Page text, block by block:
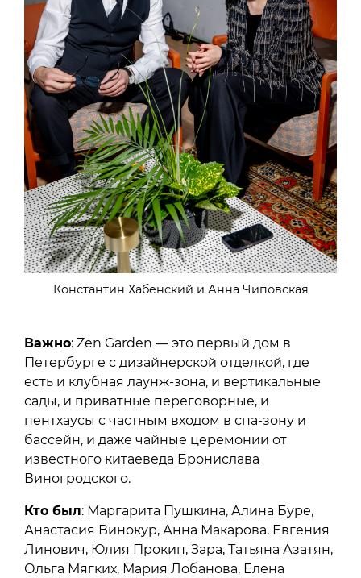
Константин Хабенский и Анна Чиповская
Важно: Zen Garden — это первый дом в
Петербурге с дизайнерской отделкой, где
есть и клубная лаунж-зона, и вертикальные
сады, и приватные переговорные, и
пентхаусы с частным входом в спа-зону и
бассейн, и даже чайные церемонии от
известного китаеведа Бронислава
Виногродского.
Кто был: Маргарита Пушкина, Алина Буре,
Анастасия Винокур, Анна Макарова, Евгения
Линович, Юлия Прокип, Зара, Татьяна Азатян,
Ольга Мягких, Мария Лобанова, Елена